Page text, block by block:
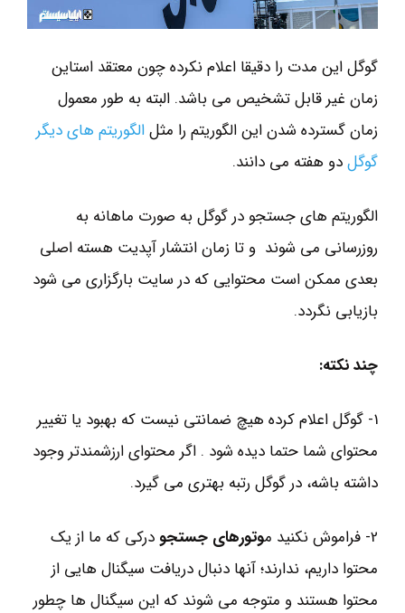
گوگل این مدت را دقیقا اعلام نکرده چون معتقد استاین
زمان غیر قابل تشخیص می باشد. البته به طور معمول
زمان گسترده شدن این الگوریتم را مثلالگوریتم های دیگر
گوگلدو هفته می دانند.
الگوریتم های جستجو در گوگل به صورت ماهانه به
روزرسانی می شوند و تا زمان انتشار آپدیت هسته اصلی
بعدی ممکن است محتوایی که در سایت بارگزاری می شود
بازیابی نگردد.
چند نکته:
1- گوگل اعلام کرده هیچ ضمانتی نیست که بهبود یا تغییر
محتوای شما حتما دیده شود . اگر محتوای ارزشمندتر وجود
داشته باشه، در گوگل رتبه بهتری می گیرد.
2- فراموش نکنید م وتورهای جستجو درکی که ما از یک
محتوا داریم، ندارند؛ آنها دنبال دریافت سیگنال هایی از
محتوا هستند و متوجه می شوند که این سیگنال ها چطور